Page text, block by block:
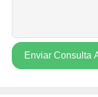
Enviar Consulta